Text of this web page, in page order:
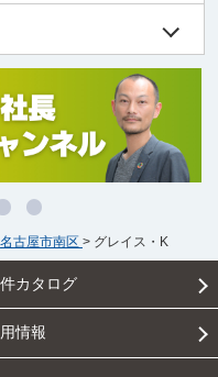
名古屋市南区 > グレイス・K
カタログ
情報